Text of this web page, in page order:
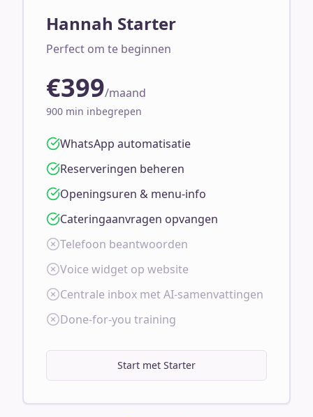
Hannah Starter
Perfect om te beginnen
€399/maand
900 min inbegrepen
WhatsApp automatisatie
Reserveringen beheren
Openingsuren & menu-info
Cateringaanvragen opvangen
Telefoon beantwoorden
Voice widget op website
Centrale inbox met AI-samenvattingen
Done-for-you training
Start met Starter